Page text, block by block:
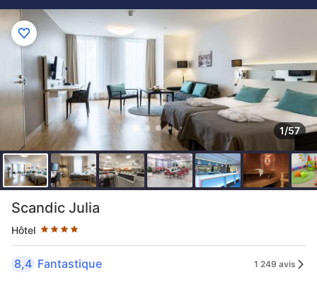
1/57
Scandic Julia
Hôtel
4 étoiles au classement par étoile
8,4 Fantastique 1 249 avis